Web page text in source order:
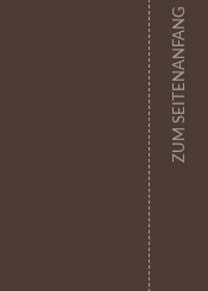
ZUM SEITENANFANG